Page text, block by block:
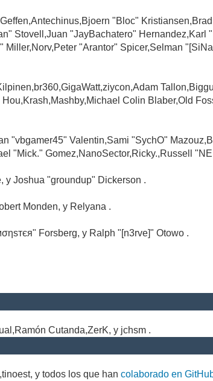
"Bloc"
Stovell,Juan "JayBachatero"
"Arantor" Spicer,Selman
Colin Blaber,Old
"vbgamer45" Valentin,Sami "SychO"
"Mick." Gomez,NanoSector,Ricky.,Russell
y Joshua "groundup" Dickerson .
Monden, y Relyana .
Forsberg, y Ralph "[n3rve]" Otowo .
Cutanda,ZerK, y jchsm .
y todos los que hancolaborado en